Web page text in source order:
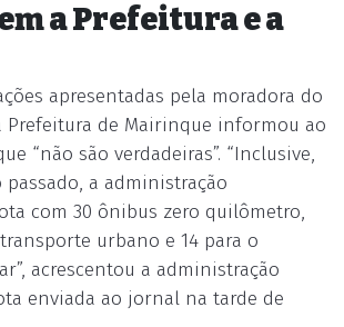
a Prefeitura e a
apresentadas pela moradora do
Prefeitura de Mairinque informou ao
“não são verdadeiras”. “Inclusive,
a administração
com 30 ônibus zero quilômetro,
urbano e 14 para o
acrescentou a administração
enviada ao jornal na tarde de